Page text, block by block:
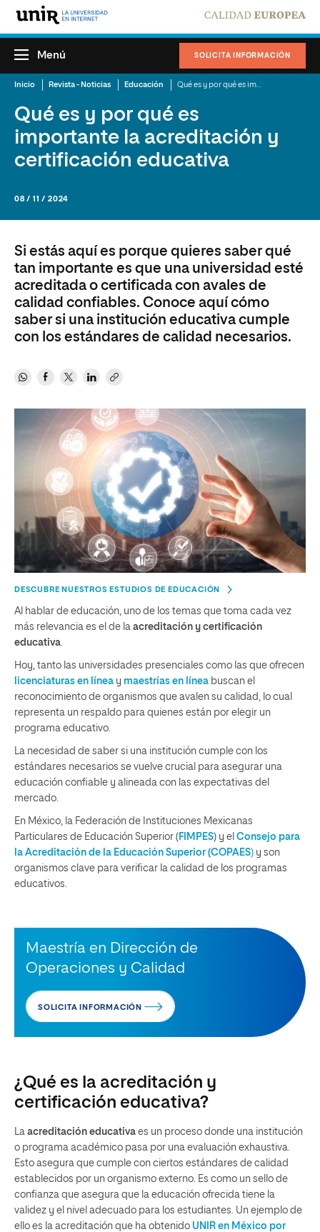
SOLICITA INFORMACIÓN
Menú
Inicio Revista - Noticias Educación
Qué es y por qué es
importante la acreditación y
certificación educativa
08 / 11 / 2024
Si estás aquí es porque quieres saber qué
tan importante es que una universidad esté
acreditada o certificada con avales de
calidad confiables. Conoce aquí cómo
saber si una institución educativa cumple
con los estándares de calidad necesarios.
DESCUBRE NUESTROS ESTUDIOS DE EDUCACIÓN
Al hablar de educación, uno de los temas que toma cada vez
más relevancia es el de la acreditación y certificación
educativa
Hoy, tanto las universidades presenciales como las que ofrecen
licenciaturas en línea y maestrías en línea buscan el
reconocimiento de organismos que avalen su calidad, lo cual
representa un respaldo para quienes están por elegir un
programa educativo.
La necesidad de saber si una institución cumple con los
estándares necesarios se vuelve crucial para asegurar una
educación confiable y alineada con las expectativas del
mercado.
En México,
la Federación de Instituciones Mexicanas
Particulares de Educación Superior (FIMPES) y el Consejo para
la Acreditación de la Educación Superior (COPAES) y son
organismos clave para verificar la calidad de los programas
educativos.
Maestría en Dirección de
Operaciones y Calidad
SOLICITA INFORMACIÓN
¿Qué es la acreditación y
certificación educativa?
La acreditación educativa es un proceso donde una institución
o programa académico pasa por una evaluación exhaustiva.
Esto asegura que cumple con ciertos estándares de calidad
establecidos por un organismo externo. Es como un sello de
confianza que asegura que la educación ofrecida tiene la
validez y el nivel adecuado para los estudiantes. Un ejemplo de
ello es la acreditación que ha obtenido UNIR en México por